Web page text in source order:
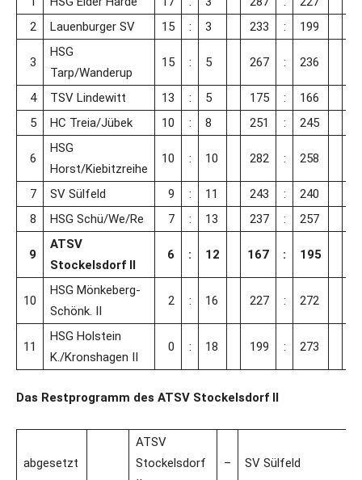
2
Lauenburger SV 15 : 3 233 : 199
3
HSG
Tarp/Wanderup
15 : 5 267 : 236
4 TSV Lindewitt 13 : 5 175 :
166
5
HC Treia/Jübek 10 : 8 251 : 245
6
HSG
Horst/Kiebitzreihe
10 : 10 282 : 258
7 SV Sülfeld 9 : 11 243 :
240
8
HSG Schü/We/Re 7 : 13 237 : 257
9
ATSV
Stockelsdorf II
6 : 12 167 : 195
10
HSG Mönkeberg-
Schönk. II
2 : 16 227 : 272
11
HSG Holstein
K./Kronshagen II
0 : 18 199 : 273
Das Restprogramm des ATSV Stockelsdorf II
abgesetzt
ATSV
Stockelsdorf
– SV Sülfeld